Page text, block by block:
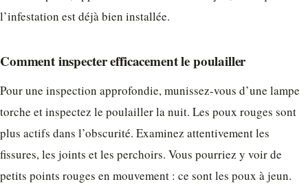
l’infestation est déjà bien installée.
Comment inspecter efficacement le poulailler
Pour une inspection approfondie, munissez-vous d’une lampe
torche et inspectez le poulailler la nuit. Les poux rouges sont
plus actifs dans l’obscurité. Examinez attentivement les
fissures, les joints et les perchoirs. Vous pourriez y voir de
petits points rouges en mouvement : ce sont les poux à jeun.